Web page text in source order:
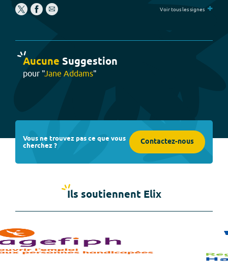
Voir tous les signes +
Aucune Suggestion
pour "Jane Addams"
Vous ne trouvez pas ce que vous
cherchez ? Contactez-nous
Ils soutiennent Elix